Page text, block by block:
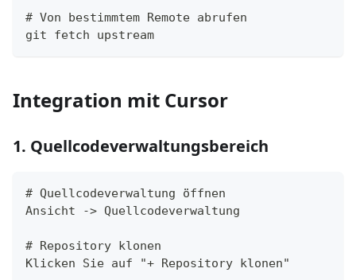
# Von bestimmtem Remote abrufen
git fetch upstream
Integration mit Cursor
1. Quellcodeverwaltungsbereich
# Quellcodeverwaltung öffnen
Ansicht -> Quellcodeverwaltung
# Repository klonen
Klicken Sie auf "+ Repository klonen"